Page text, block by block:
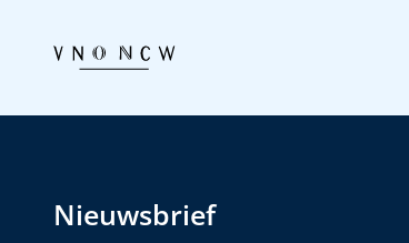
Nieuwsbrief